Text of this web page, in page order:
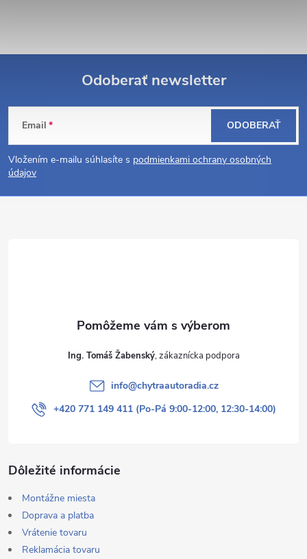
Z
á
p
Odoberať newsletter
Email
Vložením e-mailu súhlasíte s podmienkami ochrany osobných
údajov
ODOBERAŤ
Ing. Tomáš Žabenský
info@chytraautoradia.cz
+420 771 149 411 (Po-Pá 9:00-12:00, 12:30-14:00)
Dôležité informácie
Montážne miesta
Doprava a platba
Vrátenie tovaru
Reklamácia tovaru